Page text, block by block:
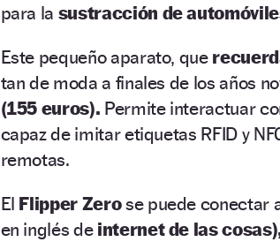
para la sustracción de
Este pequeño aparato, que
tan de moda a finales de los años
(155 euros). Permite interactuar
capaz de imitar etiquetas RFID y
remotas.
El Flipper Zerose puede conectar
en inglés de internet de las